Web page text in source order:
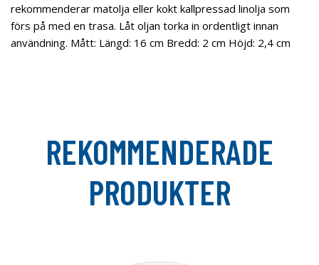
rekommenderar matolja eller kokt kallpressad linolja som
förs på med en trasa. Låt oljan torka in ordentligt innan
användning. Mått: Längd: 16 cm Bredd: 2 cm Höjd: 2,4 cm
REKOMMENDERADE
PRODUKTER